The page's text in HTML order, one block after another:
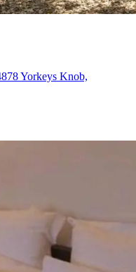
Yorkeys Knob,